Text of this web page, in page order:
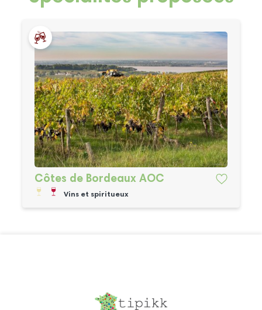
Côtes de Bordeaux AOC
Vins et spiritueux